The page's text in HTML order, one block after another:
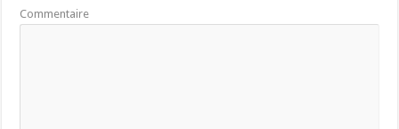
Commentaire